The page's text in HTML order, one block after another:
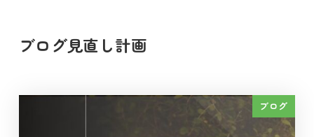
ブログ見直し計画
ブログ